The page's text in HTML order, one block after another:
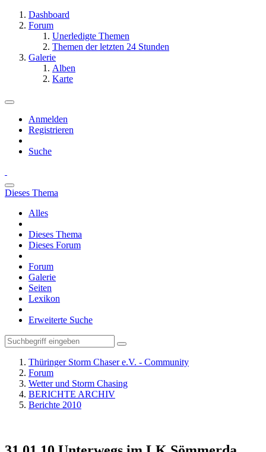
Dashboard
Forum
Unerledigte Themen
Themen der letzten 24 Stunden
Galerie
Alben
Karte
Anmelden
Registrieren
Suche
Dieses Thema
Alles
Dieses Thema
Dieses Forum
Forum
Galerie
Seiten
Lexikon
Erweiterte Suche
Thüringer Storm Chaser e.V. - Community
Forum
Wetter und Storm Chasing
BERICHTE ARCHIV
Berichte 2010